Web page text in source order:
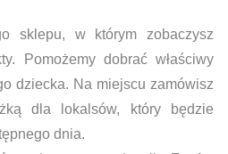
sklepu, w którym zobaczysz
Pomożemy dobrać właściwy
dziecka. Na miejscu zamówisz
dla lokalsów, który będzie
dnia.